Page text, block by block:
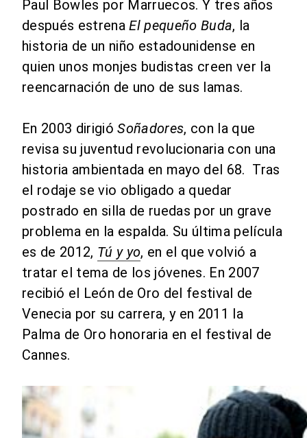
Paul Bowles por Marruecos. Y tres años
después estrenaEl pequeño Buda, la
historia de un niño estadounidense en
quien unos monjes budistas creen ver la
reencarnación de uno de sus lamas.
En 2003 dirigióSoñadores, con la que
revisa su juventud revolucionaria con una
historia ambientada en mayo del 68. Tras
el rodaje se vio obligado a quedar
postrado en silla de ruedas por un grave
problema en la espalda. Su última película
es de 2012, Tú y yo, en el que volvió a
tratar el tema de los jóvenes. En 2007
recibió el León de Oro del festival de
Venecia por su carrera, y en 2011 la
Palma de Oro honoraria en el festival de
Cannes.